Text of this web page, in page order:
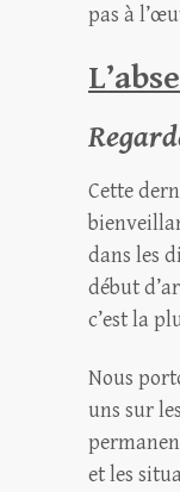
pas à
Cette
dans les
début
c’est la
Nous
uns sur
et les